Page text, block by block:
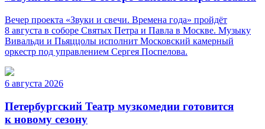
Вечер проекта «Звуки и свечи. Времена года» пройдёт
8 августа в соборе Святых Петра и Павла в Москве. Музыку
Вивальди и Пьяццолы исполнит Московский камерный
оркестр под управлением Сергея Поспелова.
6 августа 2026
Петербургский Театр музкомедии готовится
к новому сезону